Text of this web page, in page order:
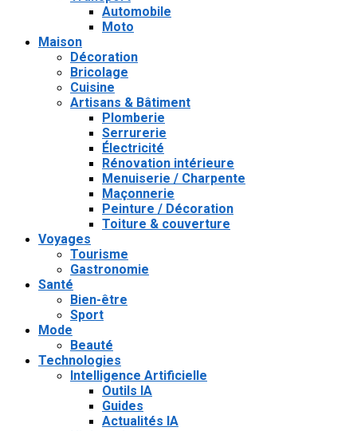
Automobile
Moto
Maison
Décoration
Bricolage
Cuisine
Artisans & Bâtiment
Plomberie
Serrurerie
Électricité
Rénovation intérieure
Menuiserie / Charpente
Maçonnerie
Peinture / Décoration
Toiture & couverture
Voyages
Tourisme
Gastronomie
Santé
Bien-être
Sport
Mode
Beauté
Technologies
Intelligence Artificielle
Outils IA
Guides
Actualités IA